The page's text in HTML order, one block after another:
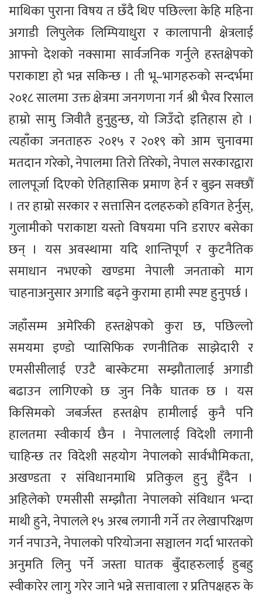
माथिका पुराना विषय त छँदै थिए पछिल्ला केहि महिना
अगाडी लिपुलेक लिम्पियाधुरा र कालापानी क्षेत्रलाई
आफ्नो देशको नक्सामा सार्वजनिक गर्नुले हस्तक्षेपको
पराकाष्टा हो भन्न सकिन्छ । ती भू–भागहरुको सन्दर्भमा
२०१८ सालमा उक्त क्षेत्रमा जनगणना गर्न श्री भैरव रिसाल
हाम्रो सामु जिवीतै हुनुहुन्छ, यो जिउँदो इतिहास हो ।
त्यहाँका जनताहरु २०१५ र २०१९ को आम चुनावमा
मतदान गरेको, नेपालमा तिरो तिरेको, नेपाल सरकारद्वारा
लालपूर्जा दिएको ऐतिहासिक प्रमाण हेर्न र बुझ्न सक्छौं
। तर हाम्रो सरकार र सत्तासिन दलहरुको हविगत हेर्नुस्,
गुलामीको पराकाष्टा यस्तो विषयमा पनि डराएर बसेका
छन् । यस अवस्थामा यदि शान्तिपूर्ण र कुटनैतिक
समाधान नभएको खण्डमा नेपाली जनताको माग
चाहनाअनुसार अगाडि बढ्ने कुरामा हामी स्पष्ट हुनुपर्छ ।
जहाँसम्म अमेरिकी हस्तक्षेपको कुरा छ, पछिल्लो
समयमा इण्डो प्यासिफिक रणनीतिक साझेदारी र
एमसीसीलाई एउटै बास्केटमा सम्झौतालाई अगाडी
बढाउन लागिएको छ जुन निकै घातक छ । यस
किसिमको जबर्जस्त हस्तक्षेप हामीलाई कुनै पनि
हालतमा स्वीकार्य छैन । नेपाललाई विदेशी लगानी
चाहिन्छ तर विदेशी सहयोग नेपालको सार्वभौमिकता,
अखण्डता र संविधानमाथि प्रतिकुल हुनु हुँदैन ।
अहिलेको एमसीसी सम्झौता नेपालको संविधान भन्दा
माथी हुने, नेपालले १५ अरब लगानी गर्ने तर लेखापरिक्षण
गर्न नपाउने, नेपालको परियोजना सञ्चालन गर्दा भारतको
अनुमति लिनु पर्ने जस्ता घातक बुँदाहरुलाई हुबहु
स्वीकारेर लागु गरेर जाने भन्ने सत्तावाला र प्रतिपक्षहरु के